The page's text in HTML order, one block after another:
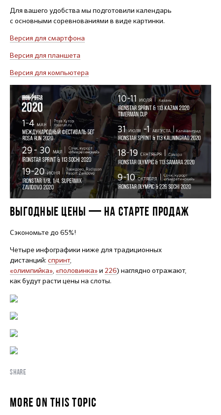
Для вашего удобства мы подготовили календарь
с основными соревнованиями в виде картинки.
Версия для смартфона
Версия для планшета
Версия для компьютера
ВЫГОДНЫЕ ЦЕНЫ — НА СТАРТЕ ПРОДАЖ
Сэкономьте до 65%!
Четыре инфографики ниже для традиционных
дистанций: спринт,
«олимпийка» «половинка»и 226) наглядно отражают,
как будут расти цены на слоты.
SHARE
MORE ON THIS TOPIC